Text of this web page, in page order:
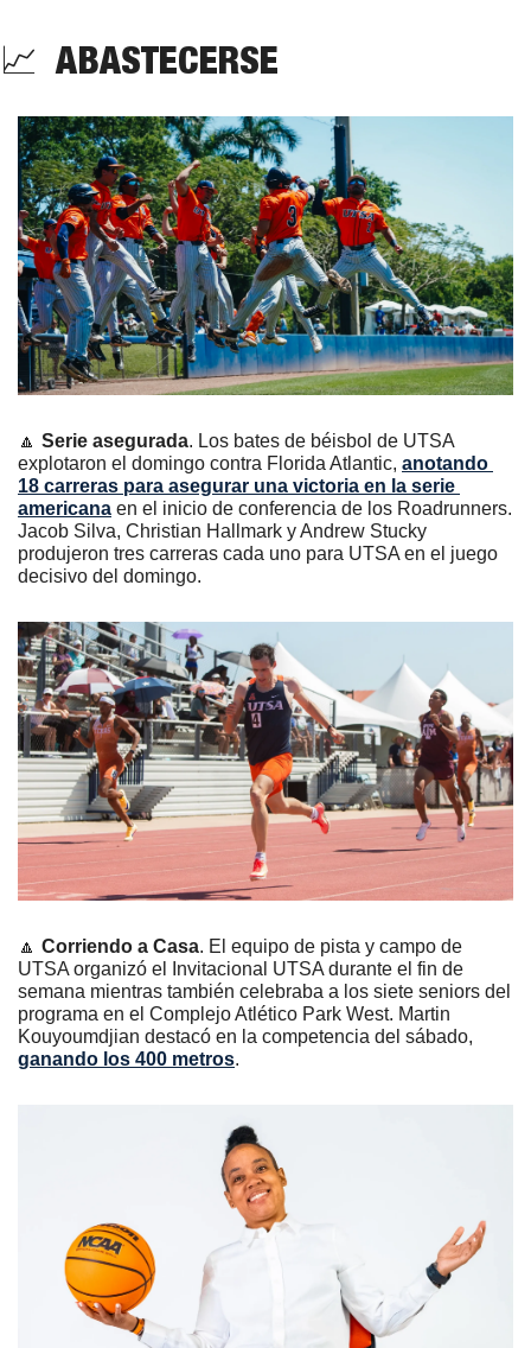
📈
  ABASTECERSE
🔼 Serie asegurada. Los bates de béisbol de UTSA
explotaron el domingo contra Florida Atlantic, anotando
18 carreras para asegurar una victoria en la serie
americana en el inicio de conferencia de los Roadrunners.
Jacob Silva, Christian Hallmark y Andrew Stucky
produjeron tres carreras cada uno para UTSA en el juego
decisivo del domingo.
🔼 Corriendo a Casa. El equipo de pista y campo de
UTSA organizó el Invitacional UTSA durante el fin de
semana mientras también celebraba a los siete seniors del
programa en el Complejo Atlético Park West. Martin
ganando los 400 metros.